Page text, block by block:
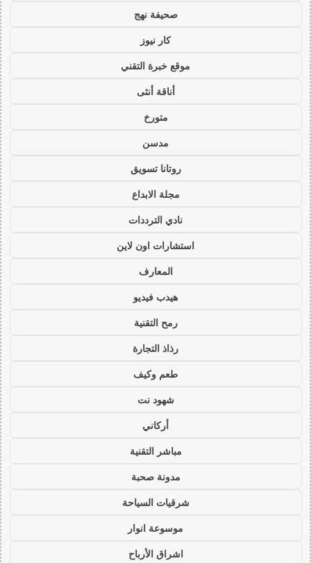
صحيفة نهج
كار نيوز
موقع خبرة التقني
أناقة أنثى
متورخ
مدسن
روتانا تسويق
مجلة الابداع
نادي الترددات
استشارات اون لاين
المعارف
هيدب فيديو
رمح التقنية
رذاذ التجارة
طعم وكيف
شهود نت
أركاني
مباشر التقنية
مدونة صحبة
شرقيات السياحة
موسوعة انوار
اشراق الأرباح